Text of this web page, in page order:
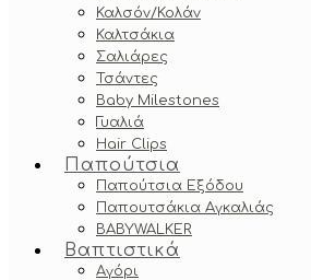
Καλσόν/Κολάν
Καλτσάκια
Σαλιάρες
Τσάντες
Baby Milestones
Γυαλιά
Hair Clips
Παπούτσια
Παπούτσια Εξόδου
Παπουτσάκια Αγκαλιάς
BABYWALKER
Βαπτιστικά
Αγόρι